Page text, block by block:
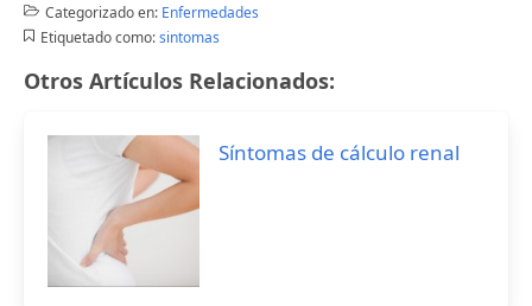
Categorizado en: Enfermedades
Etiquetado como: sintomas
Otros Artículos Relacionados:
Síntomas de cálculo renal